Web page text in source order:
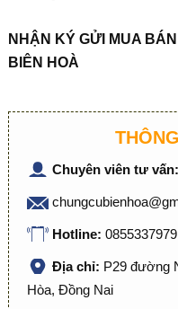
NHẬN KÝ GỬI MUA
BIÊN HOÀ
Chuyên viên tư vấn:
Hotline: 0855337979
Địa chỉ: P29 đường
Hòa, Đồng Nai